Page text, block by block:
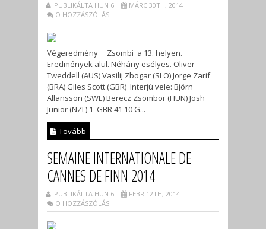
PUBLIKÁLTA HUN 6
MÁRC 30TH, 2014
O HOZZÁSZÓLÁS
Végeredmény Zsombi a 13. helyen.
Eredmények alul. Néhány esélyes. Oliver
Tweddell (AUS) Vasilij Zbogar (SLO) Jorge Zarif
(BRA) Giles Scott (GBR) Interjú vele: Björn
Allansson (SWE) Berecz Zsombor (HUN) Josh
Junior (NZL) 1 GBR 41 10 G...
Tovább
SEMAINE INTERNATIONALE DE
CANNES DE FINN 2014
PUBLIKÁLTA HUN 6
FEBR 12TH, 2014
O HOZZÁSZÓLÁS